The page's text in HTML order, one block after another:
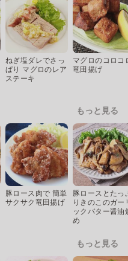
ねぎ塩ダレでさっ
ぱり マグロのレア
ステーキ
マグロのコロコ
竜田揚げ
もっと見る
豚ロース肉で 簡単
サクサク竜田揚げ
豚ロースとたっ
りきのこのガー
ックバター醤油
め
もっと見る